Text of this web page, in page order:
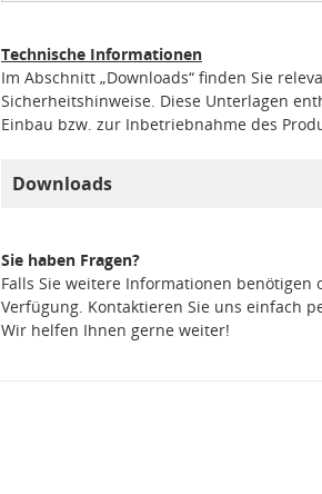
Technische Informationen
Im Abschnitt „Downloads“ finden Sie
Sicherheitshinweise. Diese Unterlagen
Einbau bzw. zur Inbetriebnahme des
Downloads
Sie haben Fragen?
Falls Sie weitere Informationen
Verfügung. Kontaktieren Sie uns einfach
Wir helfen Ihnen gerne weiter!